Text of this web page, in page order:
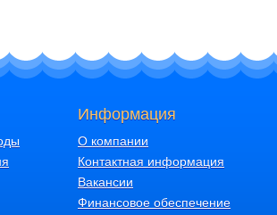
Информация
О компании
Контактная информация
Вакансии
Финансовое обеспечение